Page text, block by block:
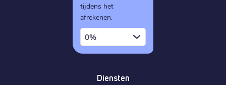
tijdens het
afrekenen.
0%
Diensten